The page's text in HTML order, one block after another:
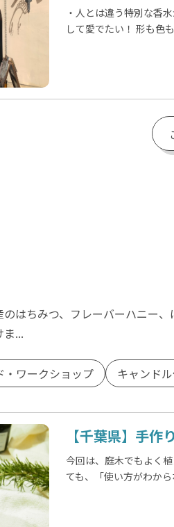
・人とは違う特別な香
して愛でたい！ 形も色
はちみつ、フレーバーハニー
...
・ワークショップ キャンド
【千葉県】手
今回は、庭木でもよく
ても、「使い方がわか